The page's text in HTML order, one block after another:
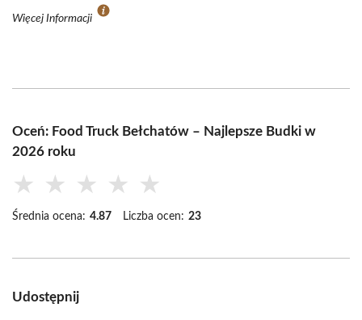
Więcej Informacji
Oceń: Food Truck Bełchatów – Najlepsze Budki w
2026 roku
★ ★ ★ ★ ★
Średnia ocena: 4.87 Liczba ocen: 23
Udostępnij